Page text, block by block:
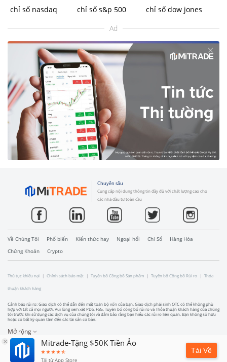
chỉ số nasdaq chỉ số s&p 500
chỉ số dow jones
Ad
Chuyên sâu
Cung cấp nội dung thông tin đầy đủ với chất lượng cao cho
các nhà đầu tư toàn cầu
Về Chúng Tôi Phổ biến Kiến thức hay Ngoại hối Chỉ Số
Hàng Hóa
Chứng Khoán
Crypto
Thủ tục khiếu nại Chính sách bảo mật Tuyên bố Công bố Sản phẩm Tuyên bố Công bố Rủi ro Thỏa
thuận khách hàng
Cảnh báo rủi ro: Giao dịch có thể dẫn đến mất toàn bộ vốn của bạn. Giao dịch phái sinh OTC có thể không phù
hợp với tất cả mọi người. Vui lòng xem xét PDS, FSG, Tuyên bố công bố rủi ro và Thỏa thuận khách hàng của chúng
tôi trước khi sử dụng các dịch vụ của chúng tôi và đảm bảo rằng bạn hiểu các rủi ro liên quan. Bạn không sở hữu
hoặc có bất kỳ quan tâm đến các tài sản cơ bản.
Mở rộng
Mitrade-Tặng $50K Tiền Ảo
Tải từ App Store
Tải Về